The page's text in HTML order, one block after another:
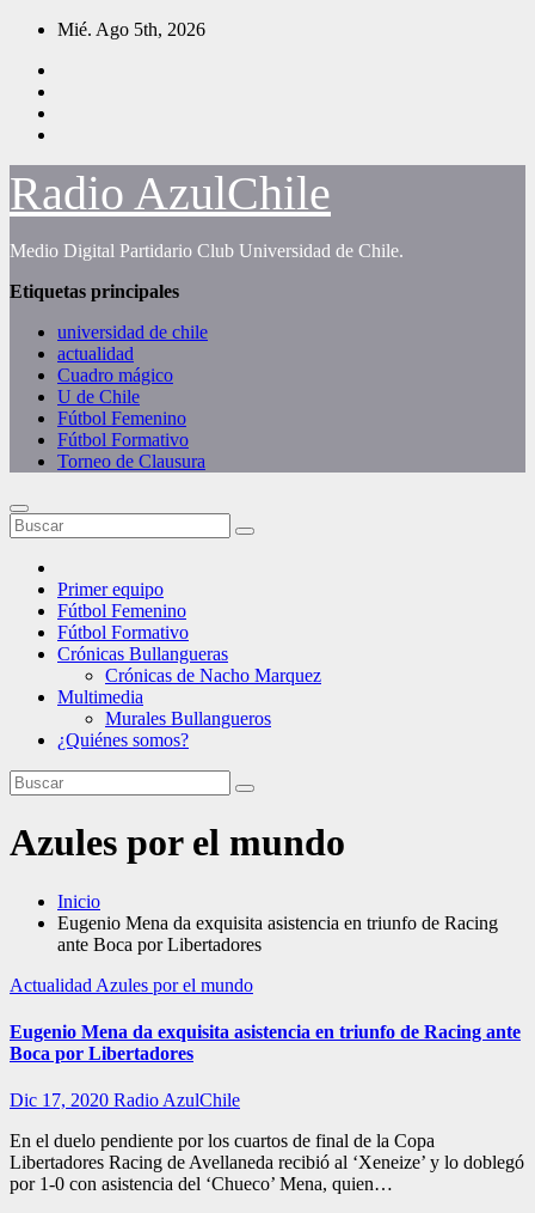
Saltar
contenido
Mié. Ago 5th, 2026
Radio AzulChile
Medio Digital Partidario Club Universidad de Chile.
Etiquetas principales
universidad de chile
actualidad
Cuadro mágico
U de Chile
Fútbol Femenino
Fútbol Formativo
Torneo de Clausura
Primer equipo
Fútbol Femenino
Fútbol Formativo
Crónicas Bullangueras
Crónicas de Nacho Marquez
Multimedia
Murales Bullangueros
¿Quiénes somos?
Azules por el mundo
Inicio
Eugenio Mena da exquisita asistencia en triunfo de Racing
ante Boca por Libertadores
Actualidad Azules por el mundo
Eugenio Mena da exquisita asistencia en triunfo de Racing ante
Boca por Libertadores
Dic 17, 2020 Radio AzulChile
En el duelo pendiente por los cuartos de final de la Copa
Libertadores Racing de Avellaneda recibió al ‘Xeneize’ y lo doblegó
por 1-0 con asistencia del ‘Chueco’ Mena, quien…